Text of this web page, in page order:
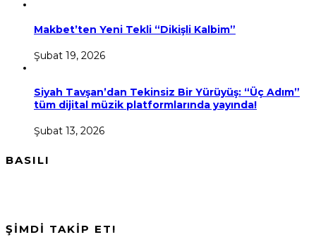
Makbet’ten Yeni Tekli “Dikişli Kalbim”
Şubat 19, 2026
Siyah Tavşan’dan Tekinsiz Bir Yürüyüş: “Üç Adım”
tüm dijital müzik platformlarında yayında!
Şubat 13, 2026
BASILI
ŞİMDİ TAKİP ET!